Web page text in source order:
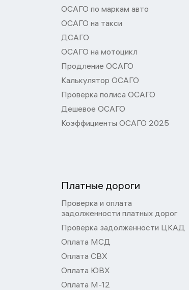
ОСАГО по маркам авто
ОСАГО на такси
ДСАГО
ОСАГО на мотоцикл
Продление ОСАГО
Калькулятор ОСАГО
Проверка полиса ОСАГО
Дешевое ОСАГО
Коэффициенты ОСАГО 2025
Платные дороги
Проверка и оплата
задолженности платных дорог
Проверка задолженности ЦКАД
Оплата МСД
Оплата СВХ
Оплата ЮВХ
Оплата М-12